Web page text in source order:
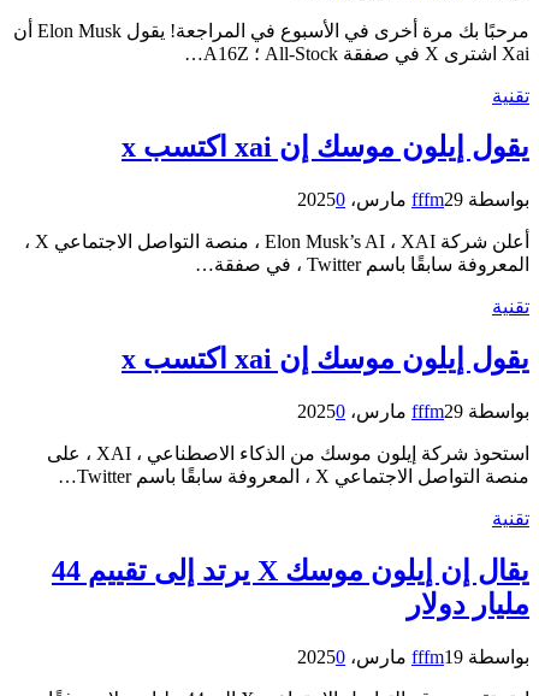
مرحبًا بك مرة أخرى في الأسبوع في المراجعة! يقول Elon Musk أن
Xai اشترى X في صفقة All-Stock ؛ A16Z…
تقنية
يقول إيلون موسك إن xai اكتسب x
بواسطة fffm29 مارس، 2025 0
أعلن شركة Elon Musk’s AI ، XAI ، منصة التواصل الاجتماعي X ،
المعروفة سابقًا باسم Twitter ، في صفقة…
تقنية
يقول إيلون موسك إن xai اكتسب x
بواسطة fffm29 مارس، 2025 0
استحوذ شركة إيلون موسك من الذكاء الاصطناعي ، XAI ، على
منصة التواصل الاجتماعي X ، المعروفة سابقًا باسم Twitter…
تقنية
يقال إن إيلون موسك X يرتد إلى تقييم 44
مليار دولار
بواسطة fffm19 مارس، 2025 0